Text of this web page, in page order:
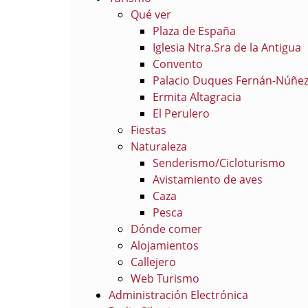
Qué ver
Plaza de España
Iglesia Ntra.Sra de la Antigua
Convento
Palacio Duques Fernán-Núñez
Ermita Altagracia
El Perulero
Fiestas
Naturaleza
Senderismo/Cicloturismo
Avistamiento de aves
Caza
Pesca
Dónde comer
Alojamientos
Callejero
Web Turismo
Administración Electrónica